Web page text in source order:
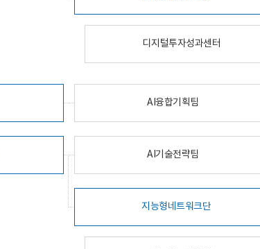
디지털투자성과센터
AI융합기획팀
AI기술전략팀
지능형네트워크단